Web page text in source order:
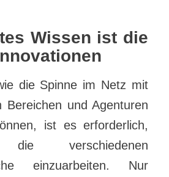
Wissen ist die
die Spinne im Netz mit
Bereichen und Agenturen
ist es erforderlich,
verschiedenen
einzuarbeiten. Nur